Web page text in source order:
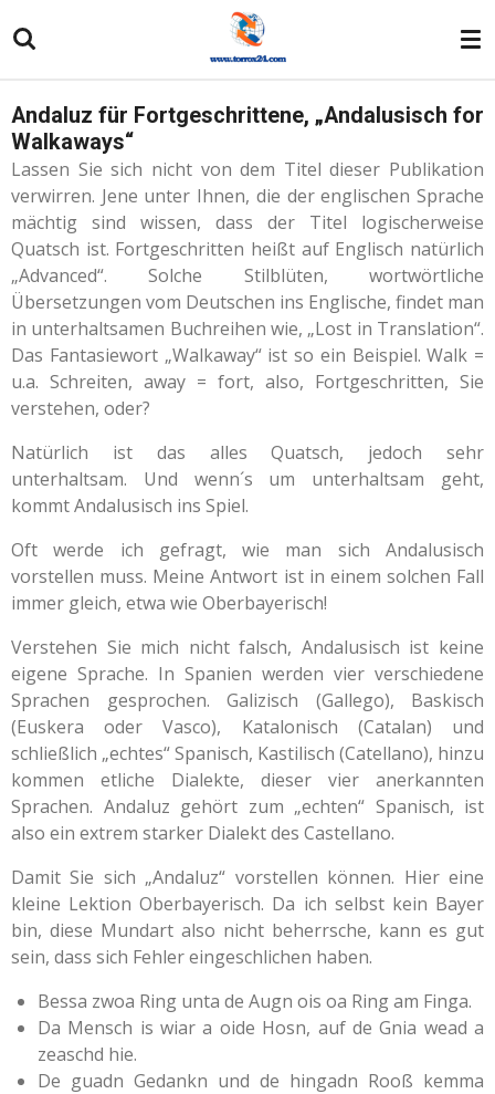
Hauptinhalt
Andaluz für Fortgeschrittene, „Andalusisch for
Walkaways“
Lassen Sie sich nicht von dem Titel dieser Publikation
verwirren. Jene unter Ihnen, die der englischen Sprache
mächtig sind wissen, dass der Titel logischerweise
Quatsch ist. Fortgeschritten heißt auf Englisch natürlich
„Advanced“. Solche Stilblüten, wortwörtliche
Übersetzungen vom Deutschen ins Englische, findet man
in unterhaltsamen Buchreihen wie, „Lost in Translation“.
Das Fantasiewort „Walkaway“ ist so ein Beispiel. Walk =
u.a. Schreiten, away = fort, also, Fortgeschritten, Sie
verstehen, oder?
Natürlich ist das alles Quatsch, jedoch sehr
unterhaltsam. Und wenn´s um unterhaltsam geht,
kommt Andalusisch ins Spiel.
Oft werde ich gefragt, wie man sich Andalusisch
vorstellen muss. Meine Antwort ist in einem solchen Fall
immer gleich, etwa wie Oberbayerisch!
Verstehen Sie mich nicht falsch, Andalusisch ist keine
eigene Sprache. In Spanien werden vier verschiedene
Sprachen gesprochen. Galizisch (Gallego), Baskisch
(Euskera oder Vasco), Katalonisch (Catalan) und
schließlich „echtes“ Spanisch, Kastilisch (Catellano), hinzu
kommen etliche Dialekte, dieser vier anerkannten
Sprachen. Andaluz gehört zum „echten“ Spanisch, ist
also ein extrem starker Dialekt des Castellano.
Damit Sie sich „Andaluz“ vorstellen können. Hier eine
kleine Lektion Oberbayerisch. Da ich selbst kein Bayer
bin, diese Mundart also nicht beherrsche, kann es gut
sein, dass sich Fehler eingeschlichen haben.
Bessa zwoa Ring unta de Augn ois oa Ring am Finga.
Da Mensch is wiar a oide Hosn, auf de Gnia wead a
zeaschd hie.
De guadn Gedankn und de hingadn Rooß kemma